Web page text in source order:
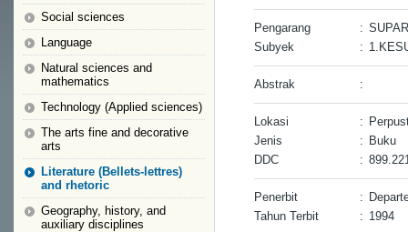
Social sciences
Language
Natural sciences and
mathematics
Technology (Applied sciences)
The arts fine and decorative
arts
Literature (Bellets-lettres)
and rhetoric
Geography, history, and
auxiliary disciplines
Pengarang :
Subyek
:
Abstrak :
Lokasi :
Jenis
: Buku
DDC
:
Penerbit :
Tahun Terbit
: 1994